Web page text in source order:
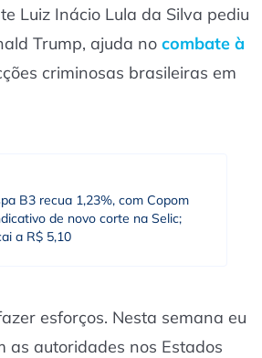
Luiz Inácio Lula da Silva pediu
Trump, ajuda no combate à
criminosas brasileiras em
B3 recua 1,23%, com Copom
de novo corte na Selic;
a R$ 5,10
esforços. Nesta semana eu
as autoridades nos Estados